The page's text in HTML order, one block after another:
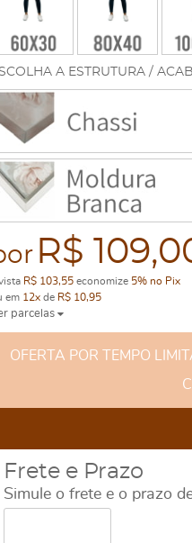
A ESTRUTURA /
R$
R$ 103,55economize 5% no Pix
em 12xde R$ 10,95
parcelas
OFERTA POR TEMPO
Frete e Prazo
Simule o frete e o prazo